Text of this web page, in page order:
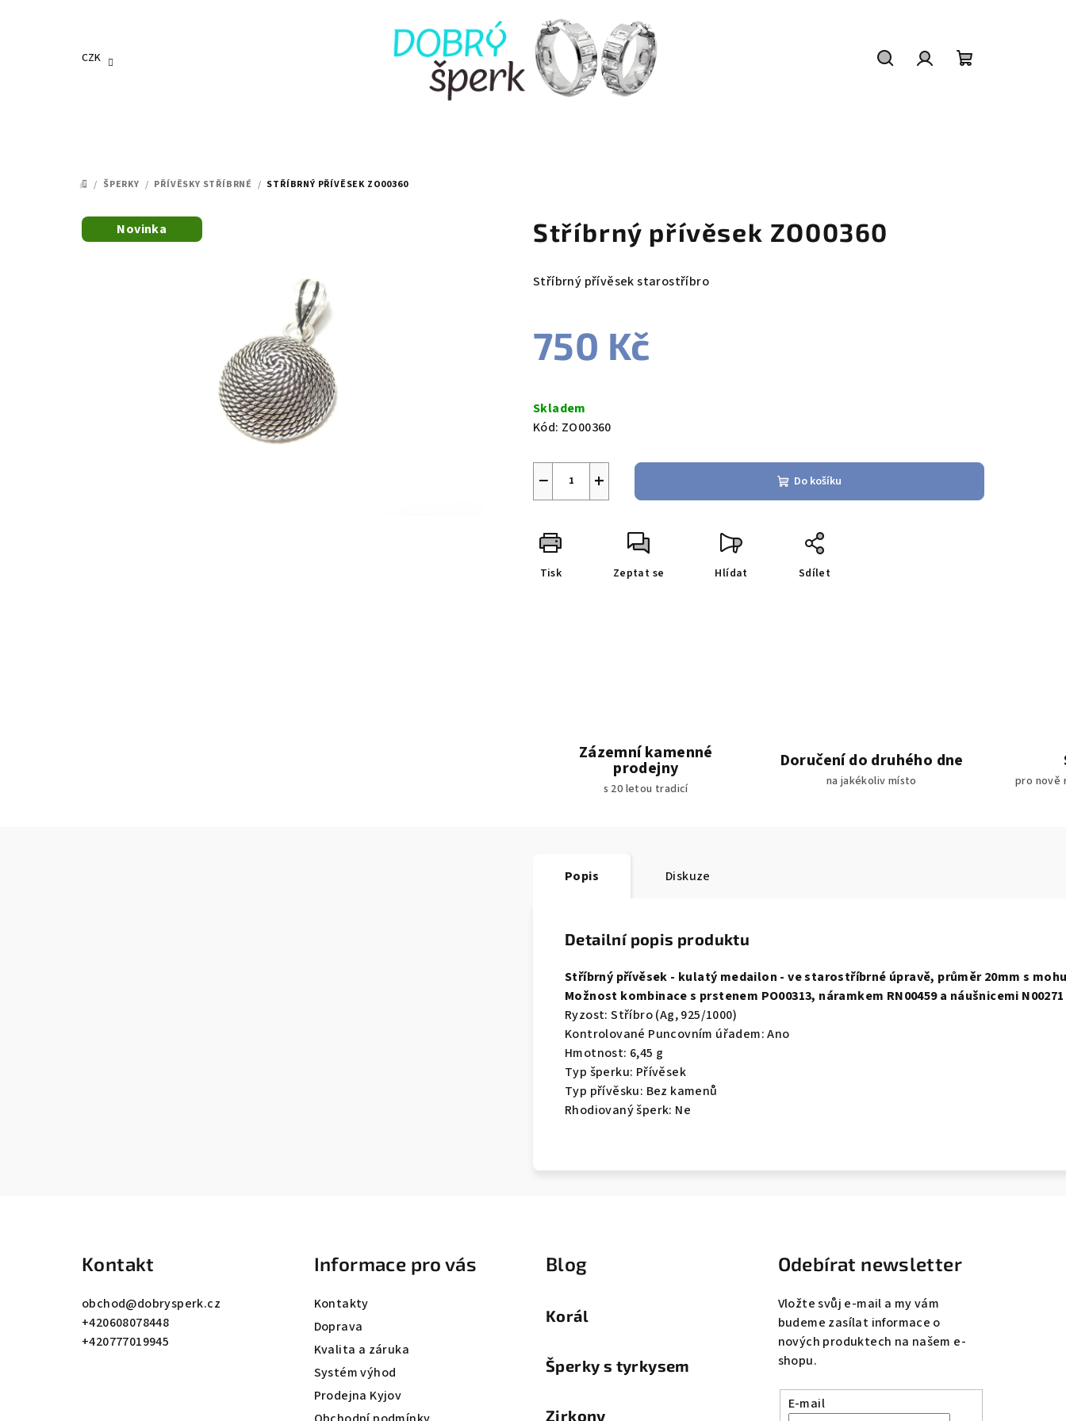
CZK
DOMŮ
/ ŠPERKY / PŘÍVĚSKY STŘÍBRNÉ / STŘÍBRNÝ PŘÍVĚSEK ZO00360
Stříbrný přívěsek ZO00360
Stříbrný přívěsek starostříbro
750 Kč
cena:
Skladem
Kód: ZO00360
+
− Do košíku
Tisk Zeptat se Hlídat Sdílet
Novinka
Zázemní kamenné
prodejny
s 20 letou tradicí
Doručení do druhého dne
na jakékoliv místo pro nově
Popis Diskuze
Detailní popis produktu
Stříbrný přívěsek - kulatý medailon - ve starostříbrné úpravě, průměr 20mm s
Možnost kombinace s prstenem PO00313, náramkem RN00459 a náušnicemi N00271
Ryzost: Stříbro(Ag,925/1000)
Kontrolované Puncovním úřadem: Ano
Hmotnost: 6,45 g
Typ šperku: Přívěsek
Typ přívěsku: Bez kamenů
Rhodiovanýšperk: Ne
Kontakt
obchod@dobrysperk.cz
+420608078448
+420777019945
Informace pro vás
Kontakty
Doprava
Kvalita a záruka
Systém výhod
Prodejna Kyjov
Blog
Korál
Šperky s tyrkysem
Zirkony
Odebírat newsletter
Vložte svůj e-mail a my vám
budeme zasílat informace o
nových produktech na našem e-
shopu.
E-mail